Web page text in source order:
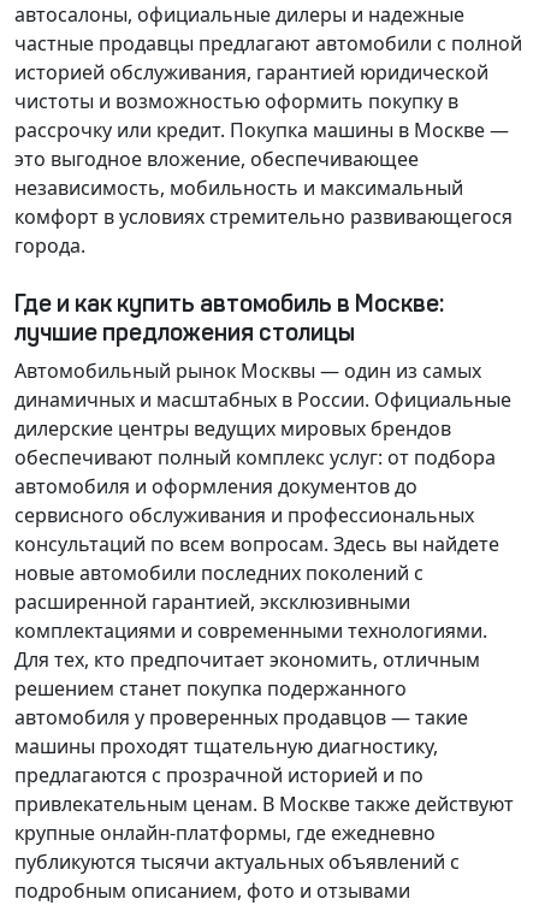
автосалоны, официальные дилеры и надежные
частные продавцы предлагают автомобили с полной
историей обслуживания, гарантией юридической
чистоты и возможностью оформить покупку в
рассрочку или кредит. Покупка машины в Москве —
это выгодное вложение, обеспечивающее
независимость, мобильность и максимальный
комфорт в условиях стремительно развивающегося
города.
Где и как купить автомобиль в Москве:
лучшие предложения столицы
Автомобильный рынок Москвы — один из самых
динамичных и масштабных в России. Официальные
дилерские центры ведущих мировых брендов
обеспечивают полный комплекс услуг: от подбора
автомобиля и оформления документов до
сервисного обслуживания и профессиональных
консультаций по всем вопросам. Здесь вы найдете
новые автомобили последних поколений с
расширенной гарантией, эксклюзивными
комплектациями и современными технологиями.
Для тех, кто предпочитает экономить, отличным
решением станет покупка подержанного
автомобиля у проверенных продавцов — такие
машины проходят тщательную диагностику,
предлагаются с прозрачной историей и по
привлекательным ценам. В Москве также действуют
крупные онлайн-платформы, где ежедневно
публикуются тысячи актуальных объявлений с
подробным описанием, фото и отзывами